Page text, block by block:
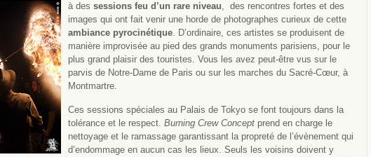
à des sessions feu d’un rare niveau, des rencontres fortes et des
images qui ont fait venir une horde de photographes curieux de cette
ambiance pyrocinétique. D’ordinaire, ces artistes se produisent de
manière improvisée au pied des grands monuments parisiens, pour le
plus grand plaisir des touristes. Vous les avez peut-être vus sur le
parvis de Notre-Dame de Paris ou sur les marches du Sacré-Cœur, à
Montmartre.
Ces sessions spéciales au Palais de Tokyo se font toujours dans la
tolérance et le respect. Burning Crew Concept prend en charge le
nettoyage et le ramassage garantissant la propreté de l’évènement qui
d’endommage en aucun cas les lieux. Seuls les voisins doivent y